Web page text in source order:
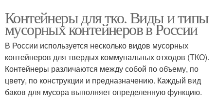
Контейнеры для тко. Виды и типы
мусорных контейнеров в России
В России используется несколько видов мусорных
контейнеров для твердых коммунальных отходов (ТКО).
Контейнеры различаются между собой по объему, по
цвету, по конструкции и предназначению. Каждый вид
баков для мусора выполняет определенную функцию.